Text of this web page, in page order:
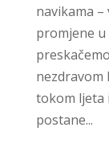
navikama –
promjene
nezdravom
tokom ljeta
postane...